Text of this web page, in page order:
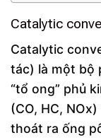
Catalytic
Catalytic
tác) là một bộ
“tổ ong” phủ
(CO, HC,
thoát ra ống